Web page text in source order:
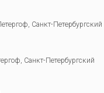
Санкт-Петербургский
Санкт-Петербургский